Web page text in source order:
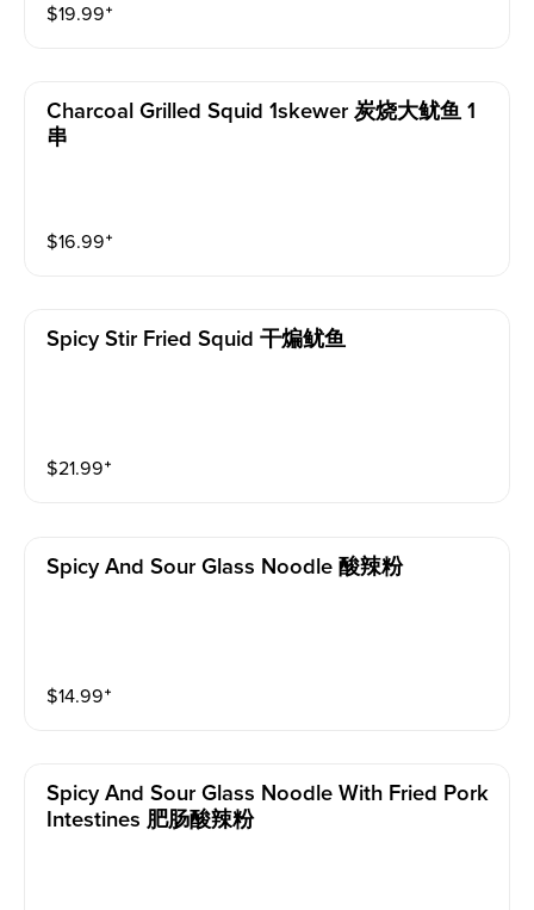
$19.99⁺
Charcoal Grilled Squid 1skewer 炭烧大鱿鱼 1
串
$16.99⁺
Spicy Stir Fried Squid 干煸鱿鱼
$21.99⁺
Spicy And Sour Glass Noodle 酸辣粉
$14.99⁺
Spicy And Sour Glass Noodle With Fried Pork
Intestines 肥肠酸辣粉